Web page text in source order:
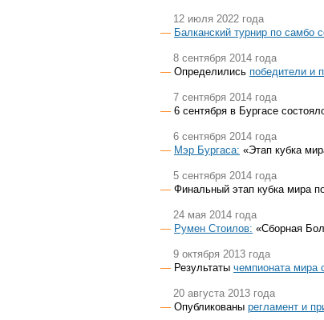
12 июля 2022 года
Балканский турнир по самбо
8 сентября 2014 года
Определились победители и
7 сентября 2014 года
6 сентября в Бургасе
6 сентября 2014 года
Мэр Бургаса: «Этап кубка
5 сентября 2014 года
Финальный этап кубка мира
24 мая 2014 года
Румен Стоилов: «Сборная
9 октября 2013 года
Результаты чемпионата мира
20 августа 2013 года
Опубликованы регламент и